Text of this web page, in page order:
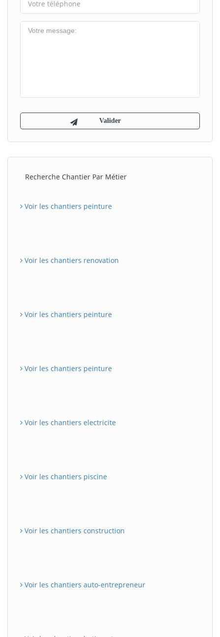
Recherche Chantier Par Métier
Voir les chantiers peinture
Voir les chantiers renovation
Voir les chantiers peinture
Voir les chantiers peinture
Voir les chantiers electricite
Voir les chantiers piscine
Voir les chantiers construction
Voir les chantiers auto-entrepreneur